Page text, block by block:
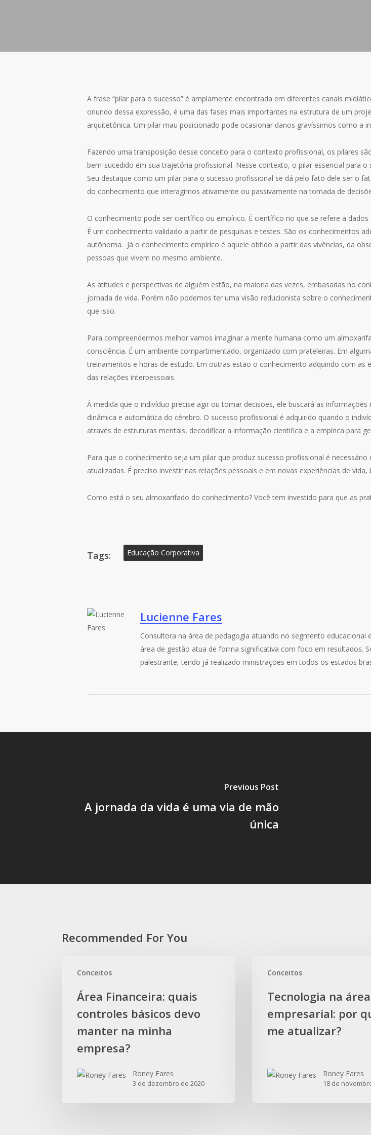
A frase “pilar para o sucesso” é amplamente encontrada em diferentes canais
oriundo dessa expressão, é uma das fases mais importantes na estrutura de um
arquitetônica. Um pilar mau posicionado pode ocasionar danos gravíssimos como a
Fazendo uma transposição desse conceito para o contexto profissional, os pilares
bem-sucedido em sua trajetória profissional. Nesse contexto, o pilar essencial para
Seu destaque como um pilar para o sucesso profissional se dá pelo fato dele ser o
do conhecimento que interagimos ativamente ou passivamente na tomada de
O conhecimento pode ser científico ou empírico. É científico no que se refere a
É um conhecimento validado a partir de pesquisas e testes. São os conhecimentos
autônoma. Já o conhecimento empírico é aquele obtido a partir das vivências, da
pessoas que vivem no mesmo ambiente.
As atitudes e perspectivas de alguém estão, na maioria das vezes, embasadas no
jornada de vida. Porém não podemos ter uma visão reducionista sobre o
que isso.
Para compreendermos melhor vamos imaginar a mente humana como um
consciência. É um ambiente compartimentado, organizado com prateleiras. Em
treinamentos e horas de estudo. Em outras estão o conhecimento adquirido com as
das relações interpessoais.
À medida que o indivíduo precise agir ou tomar decisões, ele buscará as
dinâmica e automática do cérebro. O sucesso profissional é adquirido quando o
através de estruturas mentais, decodificar a informação cientifica e a empírica para
Para que o conhecimento seja um pilar que produz sucesso profissional é
atualizadas. É preciso investir nas relações pessoais e em novas experiências de
Como está o seu almoxarifado do conhecimento? Você tem investido para que as
Tags: Educação Corporativa
Lucienne Fares
Consultora na área de pedagogia atuando no segmento
área de gestão atua de forma significativa com foco em resultados.
palestrante, tendo já realizado ministrações em todos os estados
Previous Post
A jornada da vida é uma via de mão
única
Recommended For You
Conceitos
Financeira:
controles
básicos
minha
empresa?
Área Financeira: quais
controles básicos devo
manter na minha
empresa?
Roney Fares
3 de dezembro de 2020
Conceitos
empresarial:
atualizar?
Tecnologia na área
empresarial: por
me atualizar?
Roney Fares
18 de